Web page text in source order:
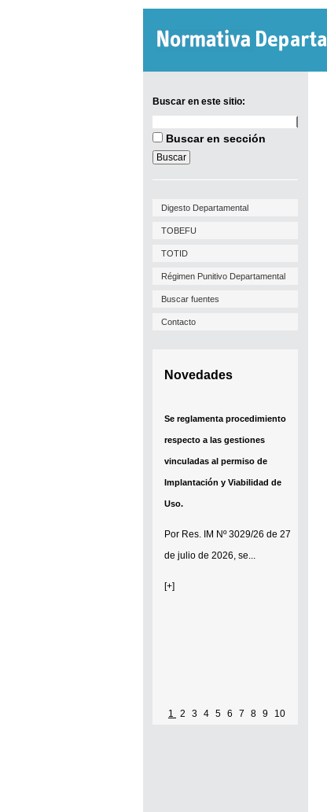
Buscar en este sitio:
en
sitio:
Buscar en sección
Digesto Departamental
TOBEFU
TOTID
Régimen Punitivo Departamental
Buscar fuentes
Contacto
Novedades
Se reglamenta procedimiento
respecto a las gestiones
vinculadas al permiso de
Implantación y Viabilidad de
Uso.
Por Res. IM Nº 3029/26 de 27
de julio de 2026, se...
[+]
1 2 3 4 5 6 7 8 9 10